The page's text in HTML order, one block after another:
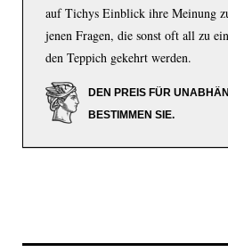
auf Tichys Einblick ihre Meinung
jenen Fragen, die sonst oft all zu
den Teppich gekehrt werden.
DEN PREIS FÜR
BESTIMMEN SIE.